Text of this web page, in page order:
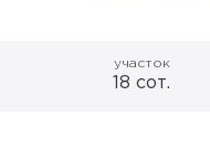
участок
18 сот.